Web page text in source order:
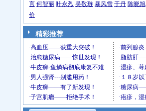
言 何智丽 叶永烈 吴敬琏 暴风雪 于丹 陈晓旭
价
精彩推荐